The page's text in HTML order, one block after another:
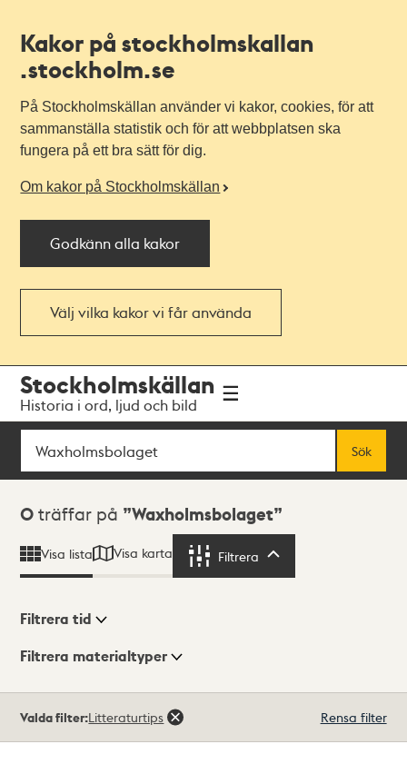
Kakor på stockholmskallan
.stockholm.se
På Stockholmskällan använder vi kakor, cookies, för att
sammanställa statistik och för att webbplatsen ska
fungera på ett bra sätt för dig.
Om kakor på Stockholmskällan
Godkänn alla kakor
Välj vilka kakor vi får använda
navigationen
huvudinnehållet
Stockholmskällan
Historia i ord, ljud och bild
Sök
Sök
Sökresultat
0 träffar på Waxholmsbolaget
Visa lista Visa karta Filtrera
Visningsläge
Filtrera tid
Filtrera materialtyper
träffar
Valda filter:Litteraturtips Rensa filter